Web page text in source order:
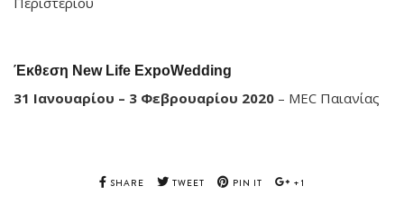
Έκθεση New Life ExpoWedding
31 Ιανουαρίου – 3 Φεβρουαρίου 2020 – MEC Παιανίας
SHARE TWEET PIN IT +1